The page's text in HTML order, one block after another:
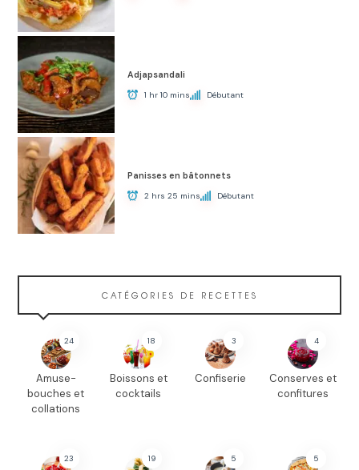
Adjapsandali
1 hr 10 mins Débutant
Panisses en bâtonnets
2 hrs 25 mins Débutant
CATÉGORIES DE RECETTES
24
Amuse-
bouches et
collations
18
Boissons et
cocktails
3
Confiserie
4
Conserves et
confitures
23 19 5 5